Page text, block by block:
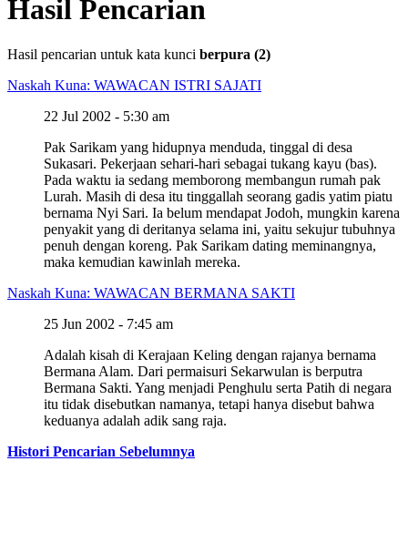
Hasil Pencarian
Hasil pencarian untuk kata kunci berpura (2)
Naskah Kuna: WAWACAN ISTRI SAJATI
22 Jul 2002 - 5:30 am
Pak Sarikam yang hidupnya menduda, tinggal di desa
Sukasari. Pekerjaan sehari-hari sebagai tukang kayu (bas).
Pada waktu ia sedang memborong membangun rumah pak
Lurah. Masih di desa itu tinggallah seorang gadis yatim piatu
bernama Nyi Sari. Ia belum mendapat Jodoh, mungkin karena
penyakit yang di deritanya selama ini, yaitu sekujur tubuhnya
penuh dengan koreng. Pak Sarikam dating meminangnya,
maka kemudian kawinlah mereka.
Naskah Kuna: WAWACAN BERMANA SAKTI
25 Jun 2002 - 7:45 am
Adalah kisah di Kerajaan Keling dengan rajanya bernama
Bermana Alam. Dari permaisuri Sekarwulan is berputra
Bermana Sakti. Yang menjadi Penghulu serta Patih di negara
itu tidak disebutkan namanya, tetapi hanya disebut bahwa
keduanya adalah adik sang raja.
Histori Pencarian Sebelumnya